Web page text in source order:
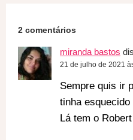
2 comentários
miranda bastos
21 de julho de 2021
Sempre quis ir
tinha
Lá tem o